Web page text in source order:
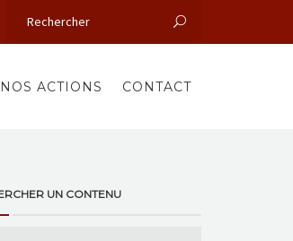
NOS ACTIONS CONTACT
UN CONTENU